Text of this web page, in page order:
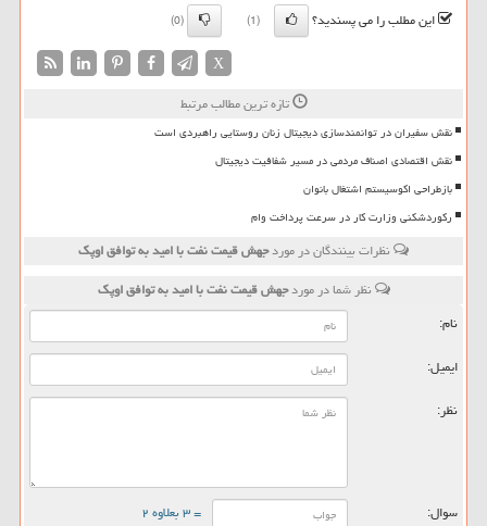
این مطلب را می پسندید؟
(1)
(0)
X
تازه ترین مطالب مرتبط
نقش سفیران در توانمندسازی دیجیتال زنان روستایی راهبردی است
نقش اقتصادی اصناف مردمی در مسیر شفافیت دیجیتال
بازطراحی اکوسیستم اشتغال بانوان
رکوردشکنی وزارت کار در سرعت پرداخت وام
نظرات بینندگان در موردجهش قیمت نفت با امید به توافق اوپك
نظر شما در موردجهش قیمت نفت با امید به توافق اوپك
نام:
ایمیل:
نظر:
سوال: = ۳ بعلاوه ۲